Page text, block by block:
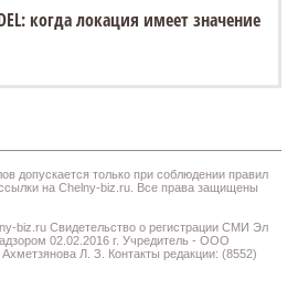
когда локация имеет значение
допускается только при соблюдении правил
на Chelny-biz.ru. Все права защищены
biz.ru Свидетельство о регистрации СМИ Эл
02.02.2016 г. Учредитель - ООО
Л. З. Контакты редакции: (8552)